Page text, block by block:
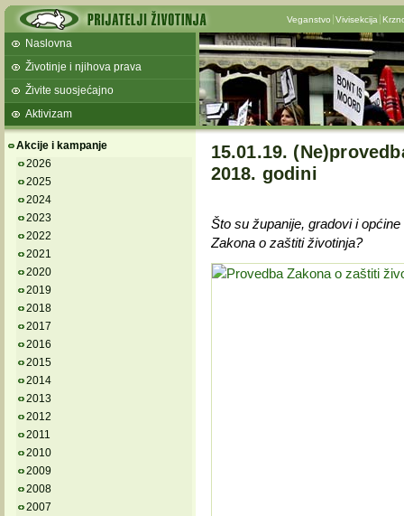
Veganstvo Vivisekcija
Naslovna
Životinje i njihova prava
Živite suosjećajno
Aktivizam
Akcije i kampanje
2026
2025
2024
2023
2022
2021
2020
2019
2018
2017
2016
2015
2014
2013
2012
2011
2010
2009
2008
2007
15.01.19.
2018. godini
Što su županije, gradovi i
Zakona o zaštiti životinja?